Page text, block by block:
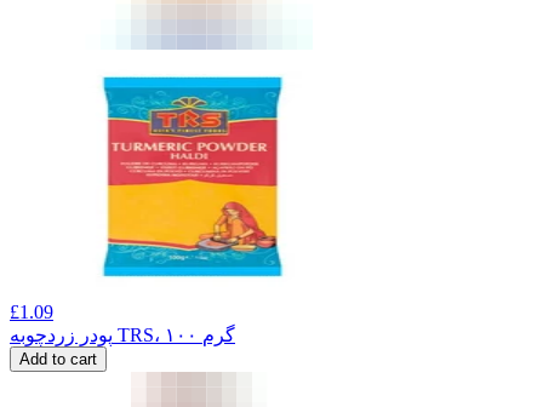
£1.09
پودر زردچوبه TRS، ۱۰۰ گرم
Add to cart